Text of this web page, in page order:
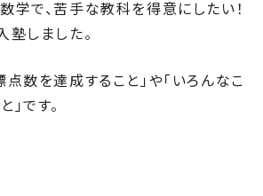
学で、苦手な教科を得意にしたい！
塾しました。
点数を達成すること」や「いろんなこ
です。